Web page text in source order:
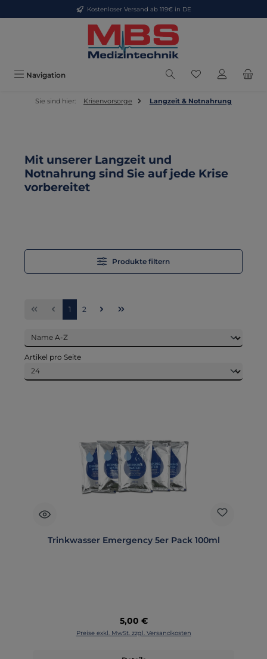
Zum Hauptinhalt springenKostenloser Versand ab 119€ in DE
Navigation Du hast 0
Sie sind hier: Krisenvorsorge Langzeit & Notnahrung
Mit unserer Langzeit und
Notnahrung sind Sie auf jede Krise
vorbereitet
Produkte filtern
Seite
1 Seite
2
Artikel pro Seite
Trinkwasser Emergency 5er Pack 100ml
Regulärer Preis:
5,00 €
Preise exkl. MwSt. zzgl. Versandkosten